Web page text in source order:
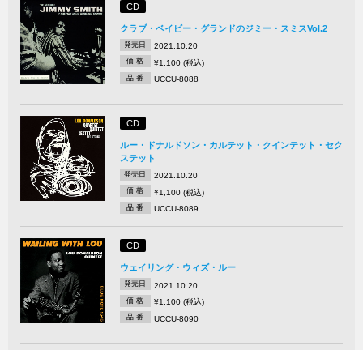
CD
クラブ・ベイビー・グランドのジミー・スミスVol.2
発売日 2021.10.20
価 格 ¥1,100 (税込)
品 番 UCCU-8088
CD
ルー・ドナルドソン・カルテット・クインテット・セク
ステット
発売日 2021.10.20
価 格 ¥1,100 (税込)
品 番 UCCU-8089
CD
ウェイリング・ウィズ・ルー
発売日 2021.10.20
価 格 ¥1,100 (税込)
品 番 UCCU-8090